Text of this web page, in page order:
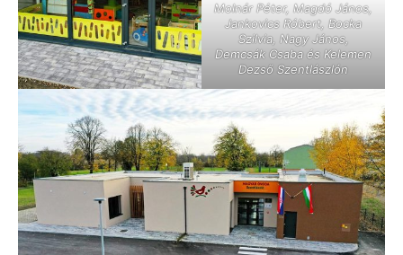
Molnár Péter, Magdó János,
Jankovics Róbert, Bocka
Szilvia, Nagy János,
Demcsák Csaba és Kelemen
Dezső Szentlászlón